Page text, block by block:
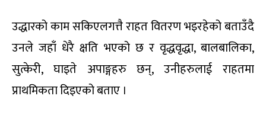
उद्धारको काम सकिएलगत्तै राहत वितरण भइरहेको बताउँदै
उनले जहाँ धेरै क्षति भएको छ र वृद्धवृद्धा, बालबालिका,
सुत्केरी, घाइते अपाङ्गहरु छन्, उनीहरुलाई राहतमा
प्राथमिकता दिइएको बताए ।